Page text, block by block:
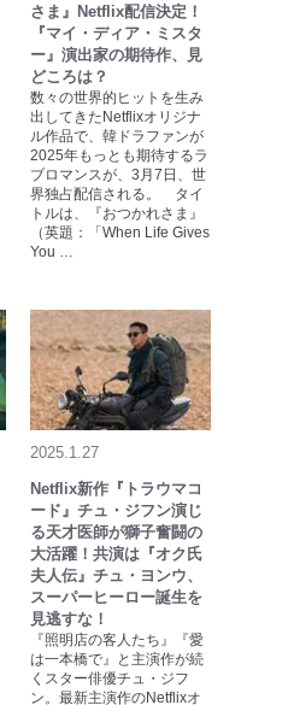
さま』Netflix配信決定！
『マイ・ディア・ミスタ
ー』演出家の期待作、見
どころは？
数々の世界的ヒットを生み
出してきたNetflixオリジナ
ル作品で、韓ドラファンが
2025年もっとも期待するラ
ブロマンスが、3月7日、世
界独占配信される。 タイ
トルは、『おつかれさま』
（英題：「When Life Gives
You …
2025.1.27
Netflix新作『トラウマコ
ード』チュ・ジフン演じ
る天才医師が獅子奮闘の
大活躍！共演は『オク氏
夫人伝』チュ・ヨンウ、
スーパーヒーロー誕生を
見逃すな！
『照明店の客人たち』『愛
は一本橋で』と主演作が続
くスター俳優チュ・ジフ
ン。最新主演作のNetflixオ